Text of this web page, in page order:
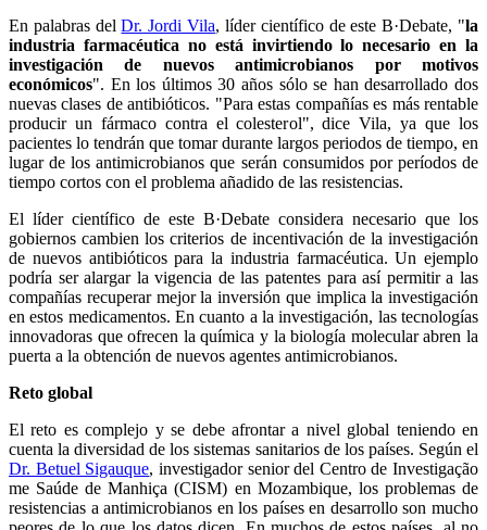
En palabras delDr. Jordi Vila, líder científico de este B·Debate, "la
industria farmacéutica no está invirtiendo lo necesario en la
investigación de nuevos antimicrobianos por motivos
económicos". En los últimos 30 años sólo se han desarrollado dos
nuevas clases de antibióticos. "Para estas compañías es más rentable
producir un fármaco contra el colesterol", dice Vila, ya que los
pacientes lo tendrán que tomar durante largos periodos de tiempo, en
lugar de los antimicrobianos que serán consumidos por períodos de
tiempo cortos con el problema añadido de las resistencias.
El líder científico de este B·Debate considera necesario que los
gobiernos cambien los criterios de incentivación de la investigación
de nuevos antibióticos para la industria farmacéutica. Un ejemplo
podría ser alargar la vigencia de las patentes para así permitir a las
compañías recuperar mejor la inversión que implica la investigación
en estos medicamentos. En cuanto a la investigación, las tecnologías
innovadoras que ofrecen la química y la biología molecular abren la
puerta a la obtención de nuevos agentes antimicrobianos.
Reto global
El reto es complejo y se debe afrontar a nivel global teniendo en
cuenta la diversidad de los sistemas sanitarios de los países. Según el
Dr. Betuel Sigauque, investigador senior del Centro de Investigação
me Saúde de Manhiça (CISM) en Mozambique, los problemas de
resistencias a antimicrobianos en los países en desarrollo son mucho